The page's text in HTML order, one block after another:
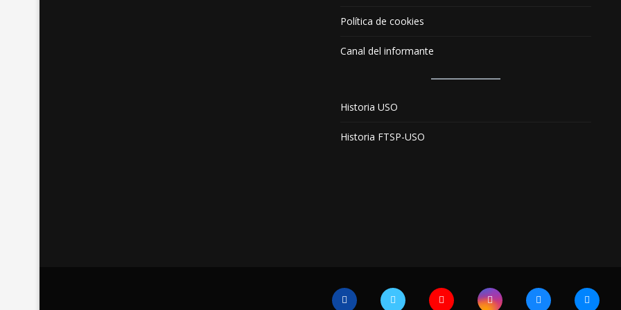
Política de cookies
Canal del informante
Historia USO
Historia FTSP-USO